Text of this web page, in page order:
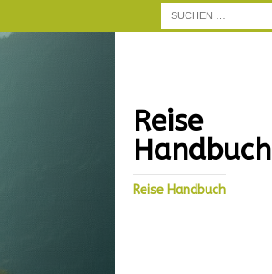
Reise
Handbuch
Reise Handbuch